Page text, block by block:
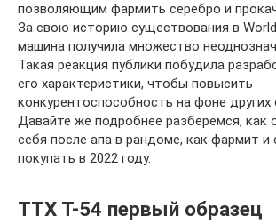
позволяющим фармить серебро и
За свою историю существования в
машина получила множество
Такая реакция публики побудила
его характеристики, чтобы повысить
конкурентоспособность на фоне других
Давайте же подробнее разберемся, как
себя после апа в рандоме, как фармит и
покупать в 2022 году.
ТТХ Т-54 первый образец